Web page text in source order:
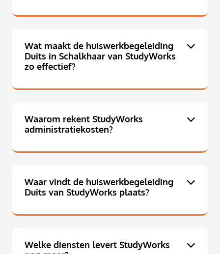
Wat maakt de huiswerkbegeleiding
Duits in Schalkhaar van StudyWorks
zo effectief?
Waarom rekent StudyWorks
administratiekosten?
Waar vindt de huiswerkbegeleiding
Duits van StudyWorks plaats?
Welke diensten levert StudyWorks